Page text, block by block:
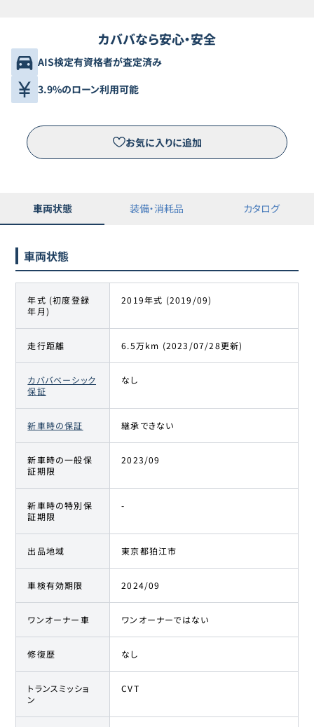
カババなら安心・安全
AIS検定有資格者が査定済み
3.9%のローン利用可能
お気に入りに追加
車両状態 装備・消耗品 カタログ
車両状態
年式 (初度登録
年月)
2019年式 (2019/09)
走行距離 6.5万km (2023/07/28更新)
カババベーシック
保証
なし
新車時の保証 継承できない
新車時の一般保
証期限
2023/09
新車時の特別保
証期限
-
出品地域 東京都狛江市
車検有効期限 2024/09
ワンオーナー車 ワンオーナーではない
修復歴 なし
トランスミッショ
ン
CVT